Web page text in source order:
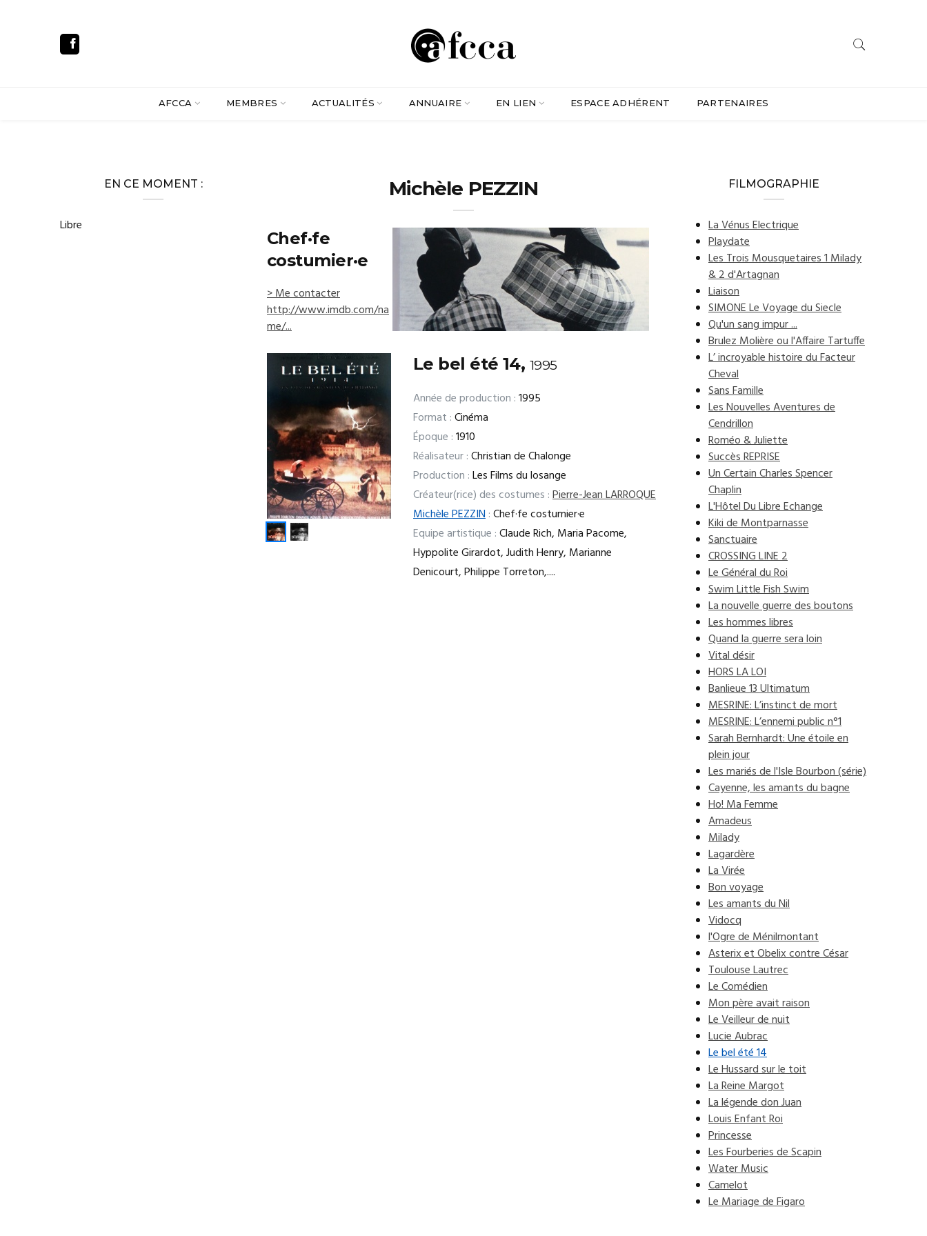
AFCCA MEMBRES ACTUALITÉS ANNUAIRE EN LIEN ESPACE ADHÉRENT PARTENAIRES
Michèle PEZZIN
Chef·fe
costumier·e
> Me contacter
http://www.imdb.com/na
me/...
Le bel été 14, 1995
Année de production :1995
Format :Cinéma
Époque :1910
Réalisateur :Christian de Chalonge
Production :Les Films du losange
Créateur(rice) des costumes :Pierre-Jean LARROQUE
Michèle PEZZIN:Chef·fe costumier·e
Equipe artistique :Claude Rich, Maria Pacome,
Hyppolite Girardot, Judith Henry, Marianne
Denicourt, Philippe Torreton,....
EN CE MOMENT :
Libre
FILMOGRAPHIE
La Vénus Electrique
Playdate
Les Trois Mousquetaires 1 Milady
& 2 d'Artagnan
Liaison
SIMONE Le Voyage du Siecle
Qu'un sang impur ...
Brulez Molière ou l'Affaire Tartuffe
L’ incroyable histoire du Facteur
Cheval
Sans Famille
Les Nouvelles Aventures de
Cendrillon
Roméo & Juliette
Succès REPRISE
Un Certain Charles Spencer
Chaplin
L'Hôtel Du Libre Echange
Kiki de Montparnasse
Sanctuaire
CROSSING LINE 2
Le Général du Roi
Swim Little Fish Swim
La nouvelle guerre des boutons
Les hommes libres
Quand la guerre sera loin
Vital désir
HORS LA LOI
Banlieue 13 Ultimatum
MESRINE: L’instinct de mort
MESRINE: L’ennemi public n°1
Sarah Bernhardt: Une étoile en
plein jour
Les mariés de l'Isle Bourbon (série)
Cayenne, les amants du bagne
Ho! Ma Femme
Amadeus
Milady
Lagardère
La Virée
Bon voyage
Les amants du Nil
Vidocq
l'Ogre de Ménilmontant
Asterix et Obelix contre César
Toulouse Lautrec
Le Comédien
Mon père avait raison
Le Veilleur de nuit
Lucie Aubrac
Le bel été 14
Le Hussard sur le toit
La Reine Margot
La légende don Juan
Louis Enfant Roi
Princesse
Les Fourberies de Scapin
Water Music
Camelot
Le Mariage de Figaro